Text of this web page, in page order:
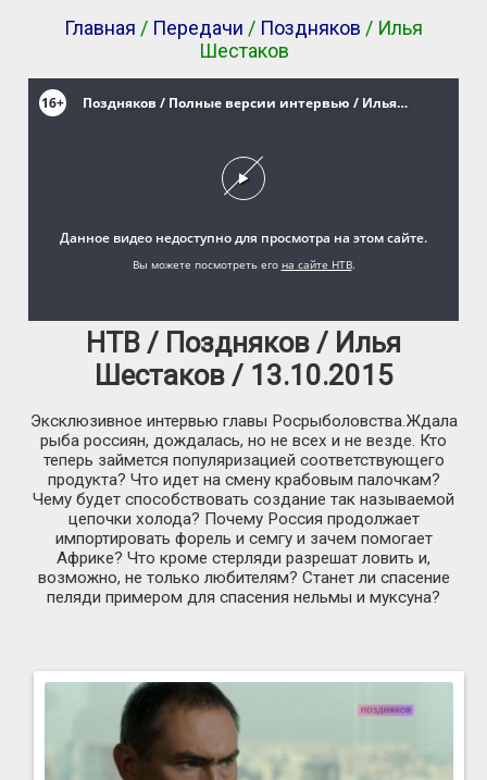
Главная / Передачи / Поздняков / Илья
Шестаков
НТВ / Поздняков / Илья
Шестаков / 13.10.2015
Эксклюзивное интервью главы Росрыболовства.Ждала
рыба россиян, дождалась, но не всех и не везде. Кто
теперь займется популяризацией соответствующего
продукта? Что идет на смену крабовым палочкам?
Чему будет способствовать создание так называемой
цепочки холода? Почему Россия продолжает
импортировать форель и семгу и зачем помогает
Африке? Что кроме стерляди разрешат ловить и,
возможно, не только любителям? Станет ли спасение
пеляди примером для спасения нельмы и муксуна?